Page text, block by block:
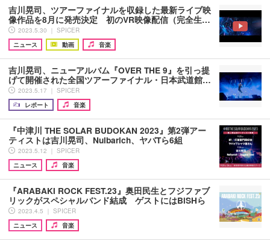
吉川晃司、ツアーファイナルを収録した最新ライブ映
像作品を8月に発売決定 初のVR映像配信（完全生…
2023.5.30 ｜ SPICER
ニュース
動画 音楽
吉川晃司、ニューアルバム『OVER THE 9』を引っ提
げて開催された全国ツアーファイナル・日本武道館…
2023.5.17 ｜ SPICER
レポート
音楽
『中津川 THE SOLAR BUDOKAN 2023』第2弾アー
ティストは吉川晃司、Nulbarich、ヤバTら6組
2023.5.12 ｜ SPICER
ニュース
音楽
『ARABAKI ROCK FEST.23』奥田民生とフジファブ
リックがスペシャルバンド結成 ゲストにはBiSHら
2023.4.5 ｜ SPICER
ニュース
音楽